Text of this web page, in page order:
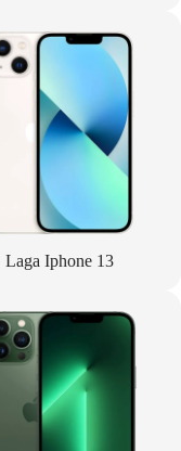
Laga Iphone 13